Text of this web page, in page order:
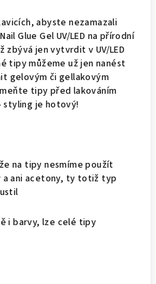
abyste nezamazali
Glue Gel UV/LED na přírodní
jen vytvrdit v UV/LED
tipy můžeme už jen nanést
gelovým či gellakovým
tipy před lakováním
je hotový!
na tipy nesmíme použít
a ani acetony, ty totiž typ
i barvy, lze celé tipy